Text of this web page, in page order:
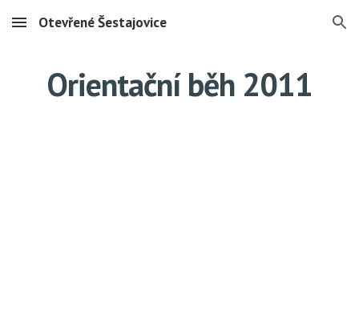
Skip to main content Skip to navigation
Otevřené Šestajovice
Orientační běh 2011